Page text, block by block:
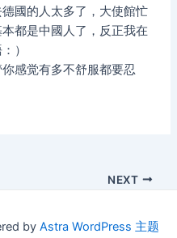
國的人太多了，大使館忙
都是中國人了，反正我在
）
感觉有多不舒服都要忍
NEXT
by Astra WordPress 主题